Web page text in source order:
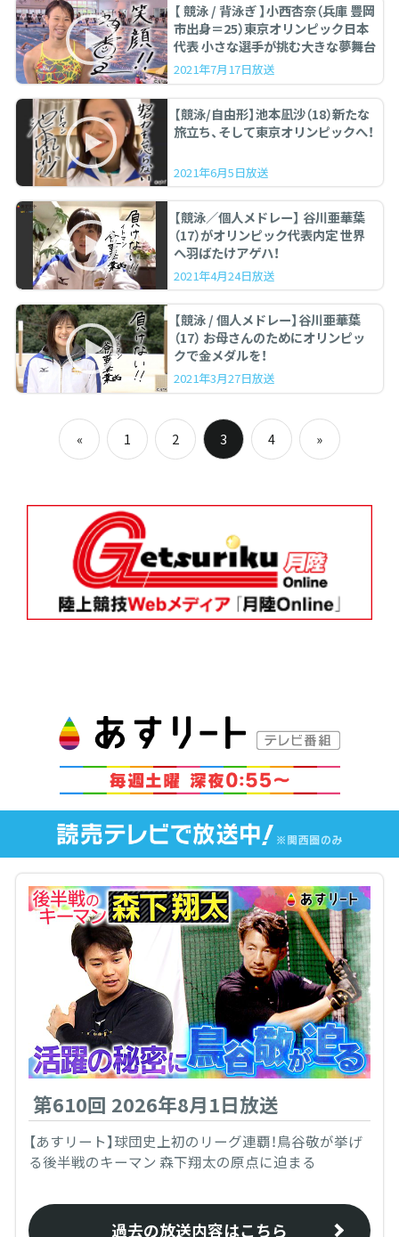
【 競泳 / 背泳ぎ 】小西杏奈（兵庫 豊岡
市出身＝25）東京オリンピック日本
代表 小さな選手が挑む大きな夢舞台
2021年7月17日放送
【競泳/自由形】池本凪沙（18）新たな
旅立ち、そして東京オリンピックへ！
2021年6月5日放送
【競泳／個人メドレー】 谷川亜華葉
（17）がオリンピック代表内定 世界
へ羽ばたけアゲハ！
2021年4月24日放送
【競泳 / 個人メドレー】谷川亜華葉
（17） お母さんのためにオリンピッ
クで金メダルを！
2021年3月27日放送
ー
«Previous
Posts
1 2 3 4 Next
Posts
»
第610回 2026年8月1日放送
【あすリート】球団史上初のリーグ連覇！鳥谷敬が挙げ
る後半戦のキーマン 森下翔太の原点に迫まる
過去の放送内容はこちら